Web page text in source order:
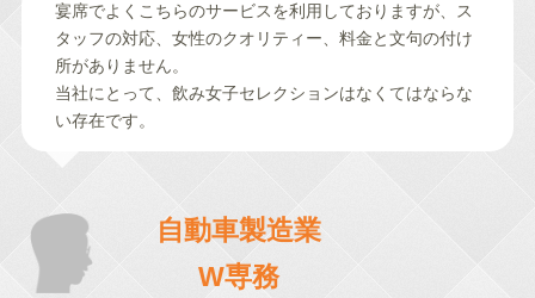
自動車製造業
W専務
宴席でよくこちらのサービスを利用しておりますが、ス
タッフの対応、女性のクオリティー、料金と文句の付け
所がありません。
当社にとって、飲み女子セレクションはなくてはならな
い存在です。